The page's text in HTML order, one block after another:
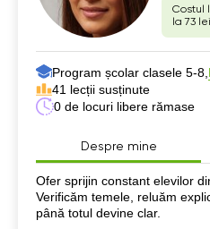
Costul
la 73
Program școlar clasele 5-8,
41 lecții susținute
0 de locuri libere rămase
Despre mine
Despre mine
Ofer sprijin constant elevilor
Verificăm temele, reluăm
până totul devine clar.